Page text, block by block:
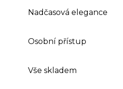
Nadčasová elegance
Osobní přístup
Vše skladem